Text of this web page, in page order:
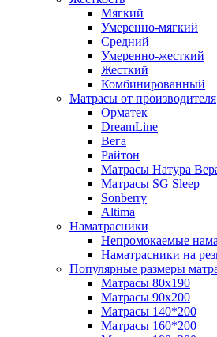
Мягкий
Умеренно-мягкий
Средний
Умеренно-жесткий
Жесткий
Комбинированный
Матрасы от производителя
Орматек
DreamLine
Вега
Райтон
Матрасы Натура
Матрасы SG Sleep
Sonberry
Altima
Наматрасники
Непромокаемые
Наматрасники на
Популярные размеры
Матрасы 80x190
Матрасы 90x200
Матрасы 140*200
Матрасы 160*200